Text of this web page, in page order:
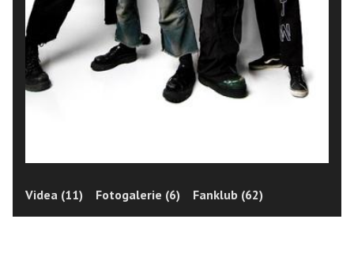
Videa (11) Fotogalerie (6) Fanklub (62)